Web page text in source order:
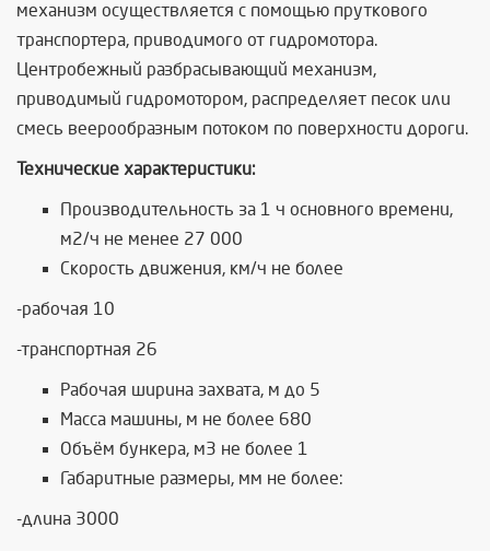
механизм осуществляется с помощью пруткового
транспортера, приводимого от гидромотора.
Центробежный разбрасывающий механизм,
приводимый гидромотором, распределяет песок или
смесь веерообразным потоком по поверхности дороги.
Технические характеристики:
Производительность за 1 ч основного времени,
м2/ч не менее 27 000
Скорость движения, км/ч не более
-рабочая 10
-транспортная 26
Рабочая ширина захвата, м до 5
Масса машины, м не более 680
Объём бункера, м3 не более 1
Габаритные размеры, мм не более:
-длина 3000